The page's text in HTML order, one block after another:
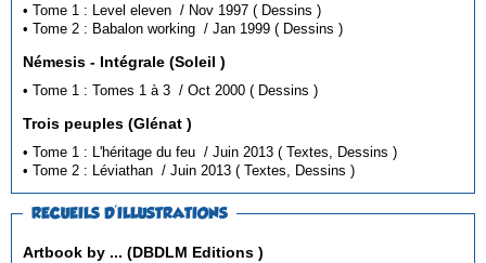
• Tome 1 : Level eleven / Nov 1997 ( Dessins )
• Tome 2 : Babalon working / Jan 1999 ( Dessins )
Némesis - Intégrale (Soleil )
• Tome 1 : Tomes 1 à 3 / Oct 2000 ( Dessins )
Trois peuples (Glénat )
• Tome 1 : L'héritage du feu / Juin 2013 ( Textes, Dessins )
• Tome 2 : Léviathan / Juin 2013 ( Textes, Dessins )
RECUEILS D'ILLUSTRATIONS
Artbook by ... (DBDLM Editions )